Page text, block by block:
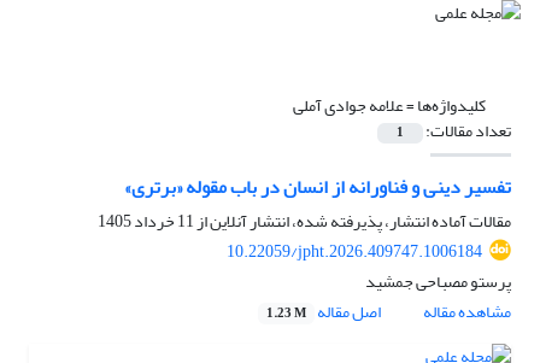
کلیدواژه‌ها =علامه جوادی آملی
تعداد مقالات: 1
تفسیر دینی و فناورانه از انسان در باب مقوله «برتری»
مقالات آماده انتشار، پذیرفته شده، انتشار آنلاین از11 خرداد 1405
10.22059/jpht.2026.409747.1006184
پرستو مصباحی جمشید
مشاهده مقاله
اصل مقاله 1.23 M